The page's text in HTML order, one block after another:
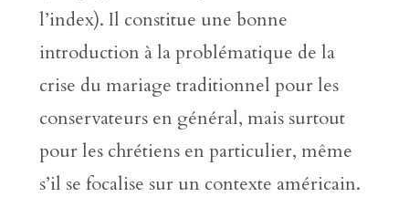
l’index). Il constitue une bonne
introduction à la problématique de la
crise du mariage traditionnel pour les
conservateurs en général, mais surtout
pour les chrétiens en particulier, même
s’il se focalise sur un contexte américain.